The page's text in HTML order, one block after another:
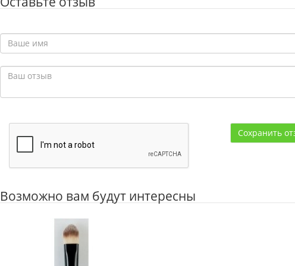
Сохранить
Возможно вам будут интересны